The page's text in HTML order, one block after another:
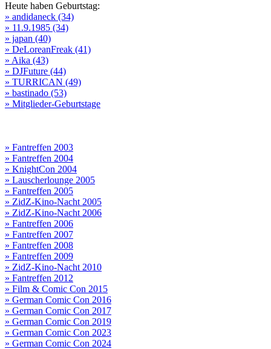
Heute haben Geburtstag:
» andidaneck (34)
» 11.9.1985 (34)
» japan (40)
» DeLoreanFreak (41)
» Aika (43)
» DJFuture (44)
» TURRICAN (49)
» bastinado (53)
» Mitglieder-Geburtstage
» Fantreffen 2003
» Fantreffen 2004
» KnightCon 2004
» Lauscherlounge 2005
» Fantreffen 2005
» ZidZ-Kino-Nacht 2005
» ZidZ-Kino-Nacht 2006
» Fantreffen 2006
» Fantreffen 2007
» Fantreffen 2008
» Fantreffen 2009
» ZidZ-Kino-Nacht 2010
» Fantreffen 2012
» Film & Comic Con 2015
» German Comic Con 2016
» German Comic Con 2017
» German Comic Con 2019
» German Comic Con 2023
» German Comic Con 2024